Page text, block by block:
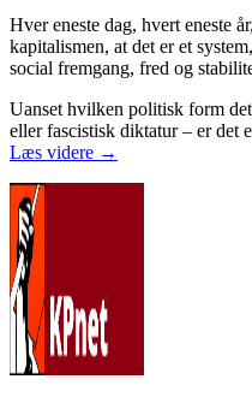
Hver eneste dag, hvert eneste
kapitalismen, at det er et
social fremgang, fred og
Uanset hvilken politisk form
eller fascistisk diktatur – er det
Læs videre Ingen
fremtiden
→